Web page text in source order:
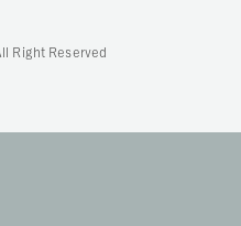
Right Reserved